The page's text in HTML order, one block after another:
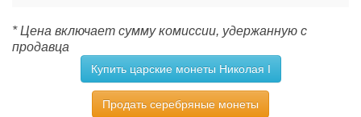
* Цена включает сумму комиссии, удержанную с
продавца
Купить царские монеты Николая I
Продать серебряные монеты